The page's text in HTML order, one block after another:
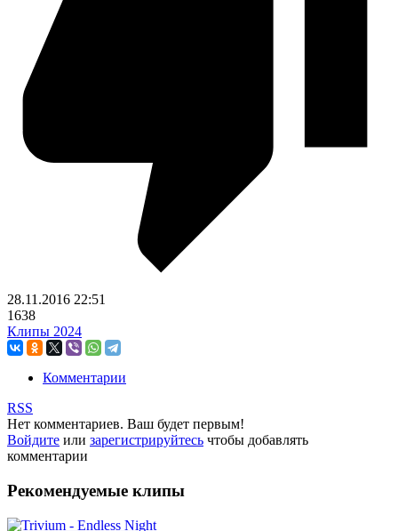
28.11.2016 22:51
1638
Клипы 2024
Комментарии
RSS
Нет комментариев. Ваш будет первым!
Войдите или зарегистрируйтесь чтобы добавлять
комментарии
Рекомендуемые клипы